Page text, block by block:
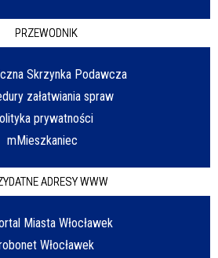
PRZEWODNIK
Skrzynka Podawcza
załatwiania spraw
prywatności
mMieszkaniec
ADRESY WWW
Miasta Włocławek
Włocławek